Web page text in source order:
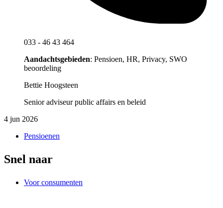
033 - 46 43 464
Aandachtsgebieden: Pensioen, HR, Privacy, SWO
beoordeling
Bettie Hoogsteen
Senior adviseur public affairs en beleid
4 jun 2026
Pensioenen
Snel naar
Voor consumenten